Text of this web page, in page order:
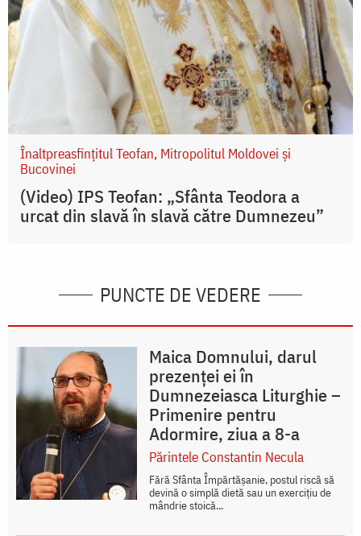
Înaltpreasfințitul Teofan, Mitropolitul Moldovei și
Bucovinei
(Video) IPS Teofan: „Sfânta Teodora a
urcat din slavă în slavă către Dumnezeu”
PUNCTE DE VEDERE
Maica Domnului, darul
prezenței ei în
Dumnezeiasca Liturghie –
Primenire pentru
Adormire, ziua a 8-a
Părintele Constantin Necula
Fără Sfânta Împărtășanie, postul riscă să
devină o simplă dietă sau un exercițiu de
mândrie stoică...